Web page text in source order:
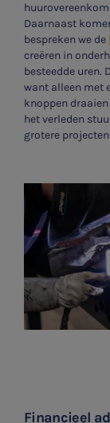
Daarnaast
bespreken we de
creëren in
besteedde uren.
want alleen met
knoppen
het verleden
grotere
Financieel